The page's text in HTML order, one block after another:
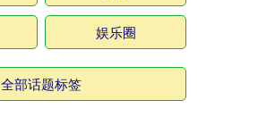
娱乐圈
全部话题标签